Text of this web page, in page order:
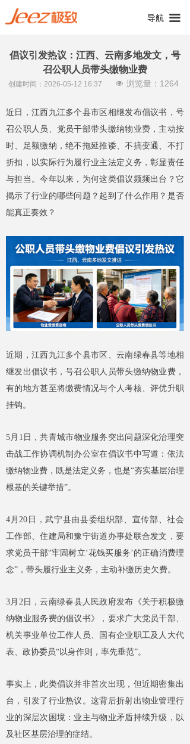
导航 끀
倡议引发热议：江西、云南多地发文，号
召公职人员带头缴物业费
近日，江西九江多个县市区相继发布倡议书，号
召公职人员、党员干部带头缴纳物业费，主动按
时、足额缴纳，绝不拖延推诿、不搞变通、不打
折扣，以实际行为履行业主法定义务，彰显责任
与担当。今年以来，为何这类倡议频频出台？它
揭示了行业的哪些问题？起到了什么作用？是否
能真正奏效？
近期，江西九江多个县市区、云南绿春县等地相
继发出倡议书，号召公职人员带头缴纳物业费，
有的地方甚至将缴费情况与个人考核、评优升职
挂钩。
5月1日，共青城市物业服务突出问题深化治理突
击战工作协调机制办公室在倡议书中写道：依法
缴纳物业费，既是法定义务，也是“夯实基层治理
根基的关键举措”。
4月20日，武宁县由县委组织部、宣传部、社会
工作部、住建局和豫宁街道办事处联合发文，要
求党员干部“牢固树立‘花钱买服务’的正确消费理
念”，带头履行业主义务，主动补缴历史欠费。
3月2日，云南绿春县人民政府发布《关于积极缴
纳物业服务费的倡议书》，要求广大党员干部、
机关事业单位工作人员、国有企业职工及人大代
表、政协委员“以身作则，率先垂范”。
事实上，此类倡议并非首次出现，但近期密集出
台，引发了行业热议。这背后折射出物业管理行
业的深层次困境：业主与物业矛盾持续升级，以
及社区基层治理的症结。
创建时间： 2026-05-12 16:37 넶 浏览量： 1264